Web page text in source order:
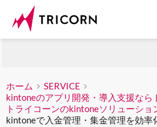
ホーム
SERVICE
kintoneのアプリ開発・導入支援なら
トライコーンのkintoneソリューショ
kintoneで入金管理・集金管理を効率